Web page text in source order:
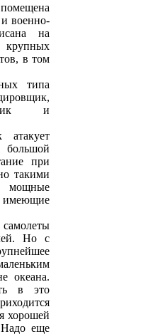
и военно-
на
в том
типа
и
атакует
при
такими
мощные
Но с
океана.
в это
хорошей
еще